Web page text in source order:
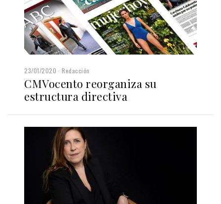
23/01/2020 Redacción
CMVocento reorganiza su
estructura directiva